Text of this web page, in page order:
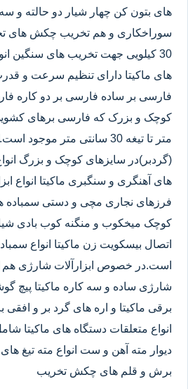
های بتون کن چهار شیار دو حالته و
30 کیلویی جهت تخریب های سنگین
های ماکیتا دارای تنظیم سرعت و
فارسی بر ساده فارسی بر دو کاره
متر تا تیغه 30 سانتی متر
(گردبر)در سایزهای کوچک و بزرگ
های آهنگری و سنگبری ماکیتا انواع
فرزهای نجاری مچی و دستی سمباده
کوچک میخکوب و منگنه کوب بادی
اتصال بیسکویت زن ماکیتا انواع
است.در خصوص ابزارآلات شارژی هم
شارژی ساده و سه کاره ماکیتا پیچ
برقی ماکیتا و اره های گرد بر و افقی
انواع متعلقات دستگاه های ماکیتا
دیوار مته آهن و ست انواع مته تیغ
برش و قلم های چکش تخریب